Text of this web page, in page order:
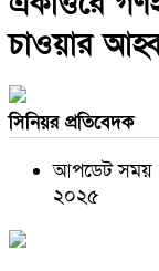
চাওয়ার
সিনিয়র প্রতিবেদক
আপডেট সময় :
২০২৫